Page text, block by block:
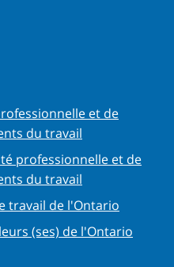
et de
du travail
professionnelle et de
du travail
travail de l'Ontario
(ses) de l'Ontario